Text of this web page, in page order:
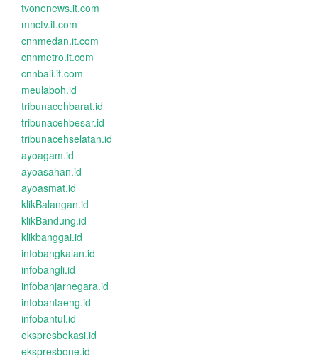
tvonenews.it.com
mnctv.it.com
cnnmedan.it.com
cnnmetro.it.com
cnnbali.it.com
meulaboh.id
tribunacehbarat.id
tribunacehbesar.id
tribunacehselatan.id
ayoagam.id
ayoasahan.id
ayoasmat.id
klikBalangan.id
klikBandung.id
klikbanggai.id
infobangkalan.id
infobangli.id
infobanjarnegara.id
infobantaeng.id
infobantul.id
ekspresbekasi.id
ekspresbone.id